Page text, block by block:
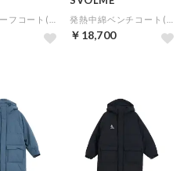
￥18,700